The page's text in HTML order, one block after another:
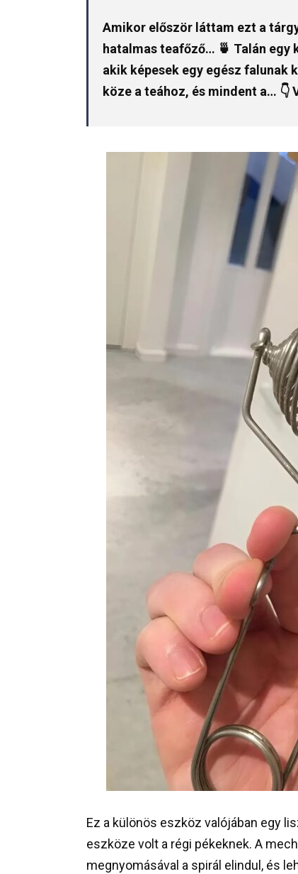
Amikor először láttam ezt a
hatalmas teafőző… 🍵 Talán
akik képesek egy egész falunak
köze a teához, és mindent a… 👇
Ez a különös eszköz valójában egy
eszköze volt a régi pékeknek. A
megnyomásával a spirál elindul, és